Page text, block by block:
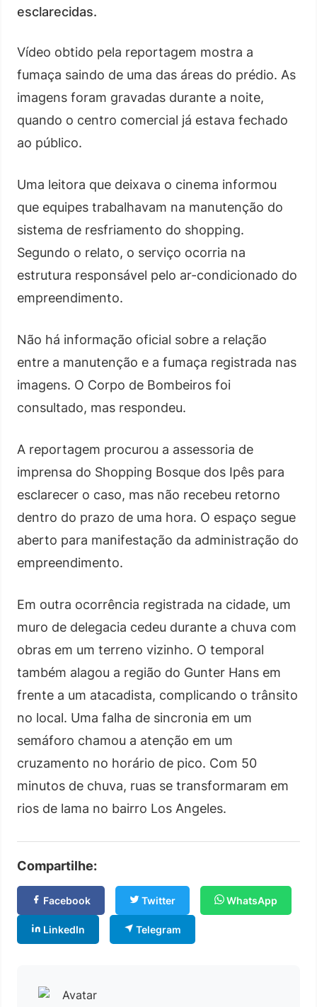
esclarecidas.
Vídeo obtido pela reportagem mostra a
fumaça saindo de uma das áreas do prédio. As
imagens foram gravadas durante a noite,
quando o centro comercial já estava fechado
ao público.
Uma leitora que deixava o cinema informou
que equipes trabalhavam na manutenção do
sistema de resfriamento do shopping.
Segundo o relato, o serviço ocorria na
estrutura responsável pelo ar-condicionado do
empreendimento.
Não há informação oficial sobre a relação
entre a manutenção e a fumaça registrada nas
imagens. O Corpo de Bombeiros foi
consultado, mas respondeu.
A reportagem procurou a assessoria de
imprensa do Shopping Bosque dos Ipês para
esclarecer o caso, mas não recebeu retorno
dentro do prazo de uma hora. O espaço segue
aberto para manifestação da administração do
empreendimento.
Em outra ocorrência registrada na cidade, um
muro de delegacia cedeu durante a chuva com
obras em um terreno vizinho. O temporal
também alagou a região do Gunter Hans em
frente a um atacadista, complicando o trânsito
no local. Uma falha de sincronia em um
semáforo chamou a atenção em um
cruzamento no horário de pico. Com 50
minutos de chuva, ruas se transformaram em
rios de lama no bairro Los Angeles.
Compartilhe:
Facebook Twitter WhatsApp
LinkedIn Telegram